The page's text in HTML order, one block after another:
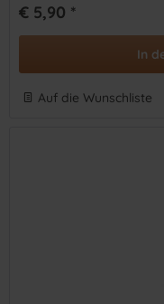
€ 5,90 *
In
Auf die Wunschliste